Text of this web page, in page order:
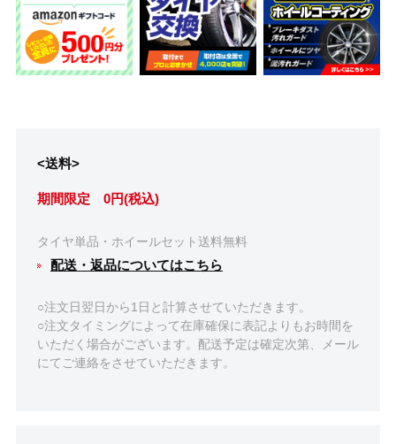
<送料>
期間限定 0円(税込)
タイヤ単品・ホイールセット送料無料
配送・返品についてはこちら
○注文日翌日から1日と計算させていただきます。
○注文タイミングによって在庫確保に表記よりもお時間を
いただく場合がございます。配送予定は確定次第、メール
にてご連絡をさせていただきます。